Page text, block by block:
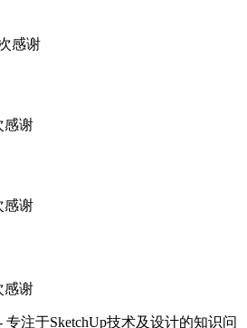
感谢
感谢
感谢
感谢
专注于SketchUp技术及设计的知识问